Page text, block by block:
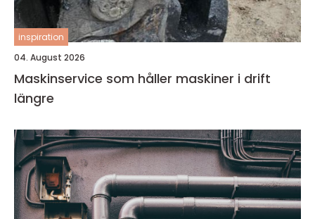
inspiration
04. August 2026
Maskinservice som håller maskiner i drift
längre